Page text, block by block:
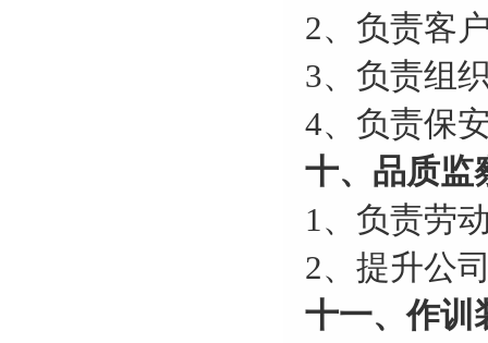
2、负责客
3、负责组
4、负责保
十、品质监
1、负责劳
2、提升公
十一、作训